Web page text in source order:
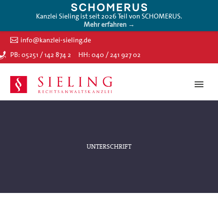
Kanzlei Sieling ist seit 2026 Teil von SCHOMERUS.
Mehr erfahren →
info@kanzlei-sieling.de
PB: 05251 / 142 874 2
HH: 040 / 241 927 02
UNTERSCHRIFT